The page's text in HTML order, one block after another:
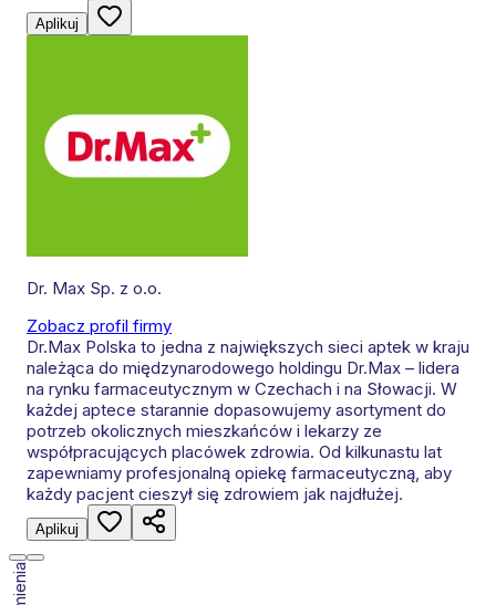
Aplikuj
Dr. Max Sp. z o.o.
Zobacz profil firmy
Dr.Max Polska to jedna z największych sieci aptek w kraju
należąca do międzynarodowego holdingu Dr.Max – lidera
na rynku farmaceutycznym w Czechach i na Słowacji. W
każdej aptece starannie dopasowujemy asortyment do
potrzeb okolicznych mieszkańców i lekarzy ze
współpracujących placówek zdrowia. Od kilkunastu lat
zapewniamy profesjonalną opiekę farmaceutyczną, aby
każdy pacjent cieszył się zdrowiem jak najdłużej.
Aplikuj